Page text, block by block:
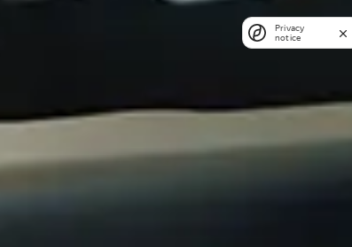
Privacy
notice